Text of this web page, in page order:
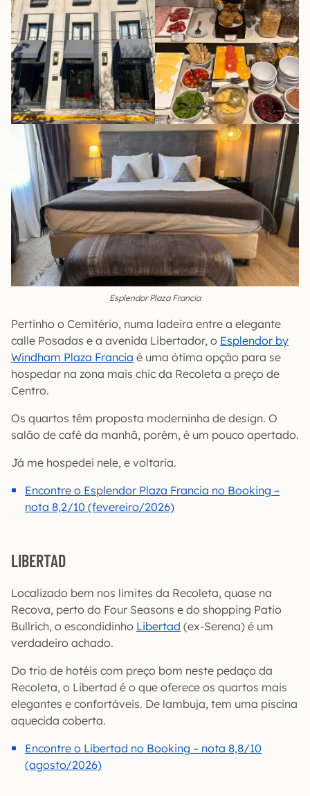
Esplendor Plaza Francia
Pertinho o Cemitério, numa ladeira entre a elegante
calle Posadas e a avenida Libertador, o Esplendor by
Windham Plaza Francia é uma ótima opção para se
hospedar na zona mais chic da Recoleta a preço de
Centro.
Os quartos têm proposta moderninha de design. O
salão de café da manhã, porém, é um pouco apertado.
Já me hospedei nele, e voltaria.
Encontre o Esplendor Plaza Francia no Booking –
nota 8,2/10 (fevereiro/2026)
LIBERTAD
Localizado bem nos limites da Recoleta, quase na
Recova, perto do Four Seasons e do shopping Patio
Bullrich, o escondidinho Libertad (ex-Serena) é um
verdadeiro achado.
Do trio de hotéis com preço bom neste pedaço da
Recoleta, o Libertad é o que oferece os quartos mais
elegantes e confortáveis. De lambuja, tem uma piscina
aquecida coberta.
Encontre o Libertad no Booking – nota 8,8/10
(agosto/2026)